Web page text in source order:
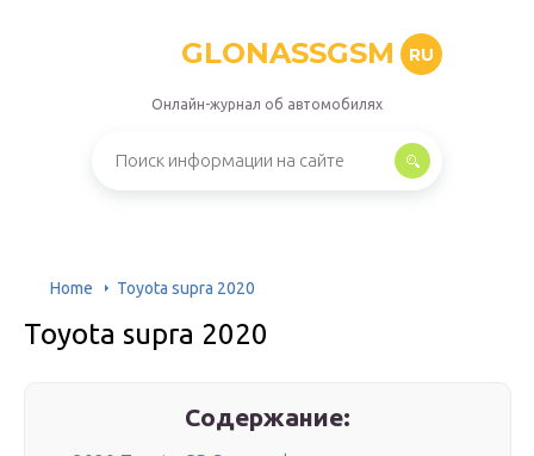
GLONASSGSM RU
Онлайн-журнал об автомобилях
Home Toyota supra 2020
Toyota supra 2020
Содержание: